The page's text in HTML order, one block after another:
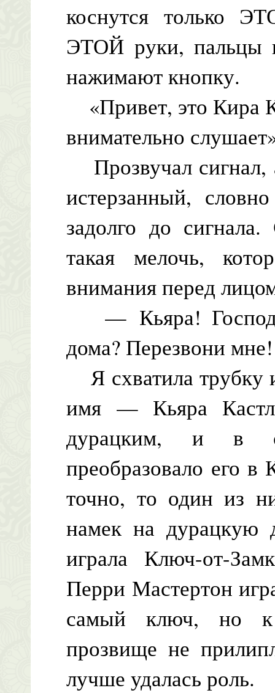
коснутся только
ЭТОЙ руки, пальцы
нажимают кнопку.
«Привет, это Кира
внимательно
Прозвучал сигнал,
истерзанный,
задолго до
такая мелочь,
внимания перед
— Кьяра!
дома? Перезвони мне!
Я схватила трубку
имя — Кьяра
дурацким, и в
преобразовало его
точно, то один из
намек на дурацкую
играла Ключ-от-
Перри Мастертон
самый ключ, но к
прозвище не
лучше удалась роль.